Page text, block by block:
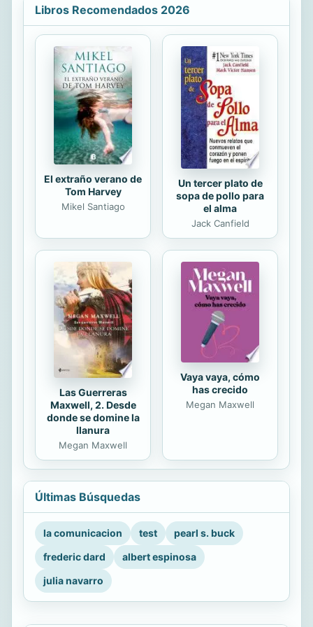
Comer es tan importante como
respirar. Con la comida alimentamos
nuestras células, que son las que
forman nuestro organismo. Hay que
comer para hacer deporte, para
trabajar, para pensar... para
adelgazar. La actriz y presentadora
Patricia Pérez lleva varios años...
Libros Recomendados 2026
El extraño verano de
Tom Harvey
Mikel Santiago
Un tercer plato de
sopa de pollo para
el alma
Jack Canfield
Las Guerreras
Maxwell, 2. Desde
donde se domine la
llanura
Megan Maxwell
Vaya vaya, cómo
has crecido
Megan Maxwell
Últimas Búsquedas
la comunicacion test
pearl s. buck
frederic dard
albert espinosa
julia navarro